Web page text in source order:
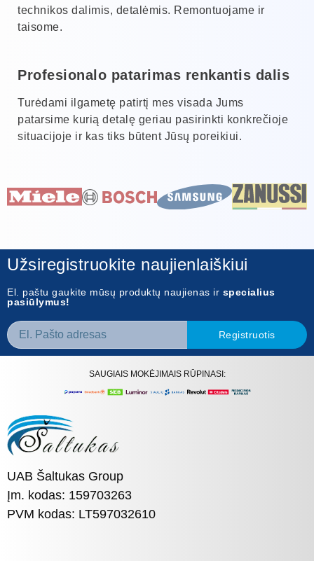
technikos dalimis, detalėmis. Remontuojame ir
taisome.
Profesionalo patarimas renkantis dalis
Turėdami ilgametę patirtį mes visada Jums
patarsime kurią detalę geriau pasirinkti konkrečioje
situacijoje ir kas tiks būtent Jūsų poreikiui.
Užsiregistruokite naujienlaiškiui
El. paštu gaukite mūsų produktų naujienas ir specialius
pasiūlymus!
Registruotis
SAUGIAIS MOKĖJIMAIS RŪPINASI:
UAB Šaltukas Group
Įm. kodas: 159703263
PVM kodas: LT597032610